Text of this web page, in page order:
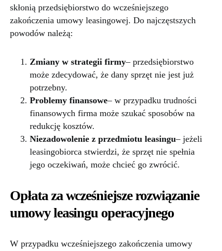
skłonią przedsiębiorstwo do wcześniejszego
zakończenia umowy leasingowej. Do najczęstszych
powodów należą:
Zmiany w strategii firmy– przedsiębiorstwo
może zdecydować, że dany sprzęt nie jest już
potrzebny.
Problemy finansowe– w przypadku trudności
finansowych firma może szukać sposobów na
redukcję kosztów.
Niezadowolenie z przedmiotu leasingu– jeżeli
leasingobiorca stwierdzi, że sprzęt nie spełnia
jego oczekiwań, może chcieć go zwrócić.
Opłata za wcześniejsze rozwiązanie
umowy leasingu operacyjnego
W przypadku wcześniejszego zakończenia umowy